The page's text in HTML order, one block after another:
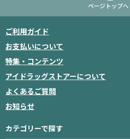
ページトップへ
ご利用ガイド
お支払いについて
特集・コンテンツ
アイドラッグストアーについて
よくあるご質問
お知らせ
カテゴリーで探す